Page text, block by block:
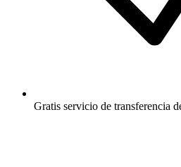
Gratis servicio de transferencia